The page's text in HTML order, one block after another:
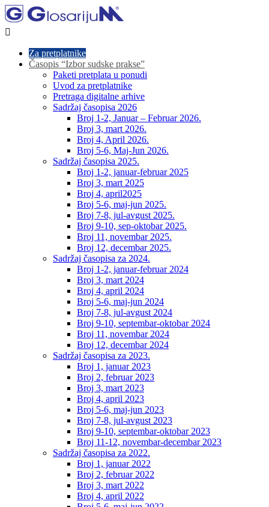

Za pretplatnike
Časopis “Izbor sudske prakse”
Paketi pretplata u ponudi
Uvod za pretplatnike
Pretraga digitalne arhive
Sadržaj časopisa 2026
Broj 1-2, Januar – Februar 2026.
Broj 3, mart 2026.
Broj 4, April 2026.
Broj 5-6, Maj-Jun 2026.
Sadržaj časopisa 2025.
Broj 1-2, januar-februar 2025
Broj 3, mart 2025
Broj 4, april2025
Broj 5-6, maj-jun 2025.
Broj 7-8, jul-avgust 2025.
Broj 9-10, sep-oktobar 2025.
Broj 11, novembar 2025.
Broj 12, decembar 2025.
Sadržaj časopisa za 2024.
Broj 1-2, januar-februar 2024
Broj 3, mart 2024
Broj 4, april 2024
Broj 5-6, maj-jun 2024
Broj 7-8, jul-avgust 2024
Broj 9-10, septembar-oktobar 2024
Broj 11, novembar 2024
Broj 12, decembar 2024
Sadržaj časopisa za 2023.
Broj 1, januar 2023
Broj 2, februar 2023
Broj 3, mart 2023
Broj 4, april 2023
Broj 5-6, maj-jun 2023
Broj 7-8, jul-avgust 2023
Broj 9-10, septembar-oktobar 2023
Broj 11-12, novembar-decembar 2023
Sadržaj časopisa za 2022.
Broj 1, januar 2022
Broj 2, februar 2022
Broj 3, mart 2022
Broj 4, april 2022